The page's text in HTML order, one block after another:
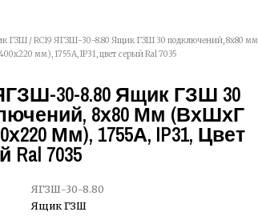
ГЗШ / RC19 ЯГЗШ-30-8.80 Ящик ГЗШ 30 подключений, 8х80 мм
мм), 1755А, IP31, цвет серый Ral 7035
30-8.80 Ящик ГЗШ 30
8х80 Мм (ВхШхГ
Мм), 1755А, IP31, Цвет
7035
ЯГЗШ-30-8.80
Ящик ГЗШ